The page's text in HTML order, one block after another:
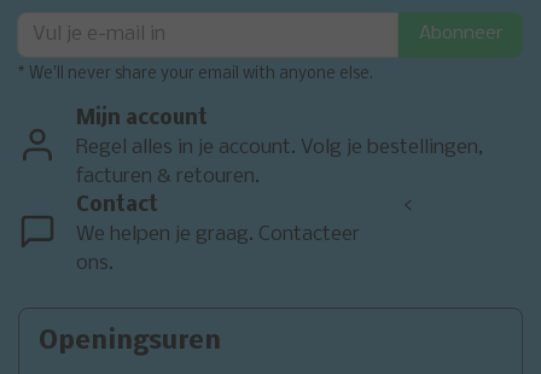
Abonneer
* We'll never share your email with anyone else.
Mijn account
Regel alles in je account. Volg je bestellingen,
facturen & retouren.
Contact
We helpen je graag. Contacteer
ons.
<
Openingsuren